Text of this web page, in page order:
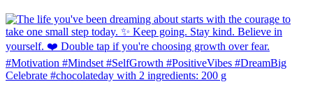
Celebrate #chocolateday with 2 ingredients: 200 g